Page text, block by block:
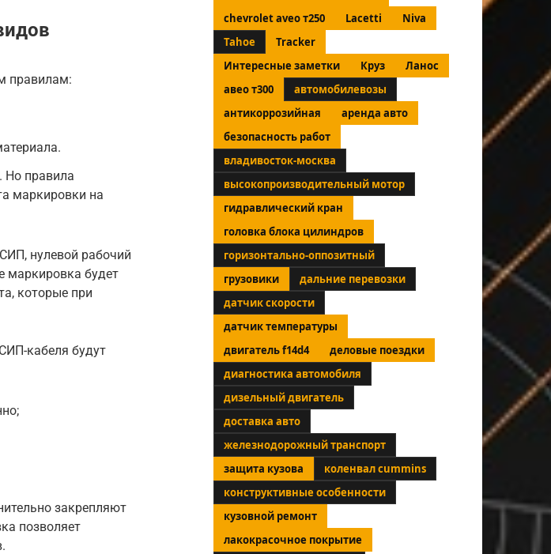
правилам:
Но правила
маркировки на
нулевой рабочий
маркировка будет
которые при
кабеля будут
закрепляют
позволяет
chevrolet aveo т250
Lacetti
Niva
Tahoe
Tracker
Интересные заметки
Круз
Ланос
авео т300
автомобилевозы
антикоррозийная
аренда авто
безопасность работ
владивосток-москва
высокопроизводительный мотор
гидравлический кран
головка блока цилиндров
горизонтально-оппозитный
грузовики
дальние перевозки
датчик скорости
датчик температуры
двигатель f14d4
деловые поездки
диагностика автомобиля
дизельный двигатель
доставка авто
железнодорожный транспорт
защита кузова
коленвал cummins
конструктивные особенности
кузовной ремонт
лакокрасочное покрытие